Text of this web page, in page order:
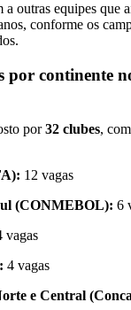
a outras equipes que
conforme os
por continente
por32 clubes,
12 vagas
(CONMEBOL): 6
vagas
4 vagas
e Central